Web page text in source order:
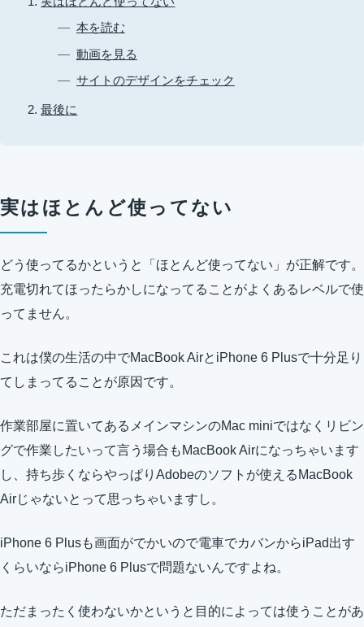
本を読む
動画を見る
サイトのデザインをチェック
最後に
実はほとんど使ってない
どう使ってるかというと「ほとんど使ってない」が正解です。
充電切れてほったらかしになってることがよくあるレベルで使
ってません。
これは僕の生活の中でMacBook AirとiPhone 6 Plusで十分足り
てしまってることが原因です。
作業部屋に置いてあるメインマシンのMac miniではなくリビン
グで作業したいって言う場合もMacBook Airになっちゃいます
し、持ち歩くならやっぱりAdobeのソフトが使えるMacBook
Airじゃないとって思っちゃいますし。
iPhone 6 Plusも画面がでかいので電車でカバンからiPad出す
くらいならiPhone 6 Plusで問題ないんですよね。
ただまったく使わないかというと目的によっては使うことがあ